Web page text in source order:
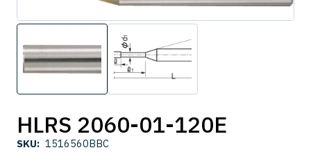
HLRS 2060-01-120E
SKU: 1516560BBC